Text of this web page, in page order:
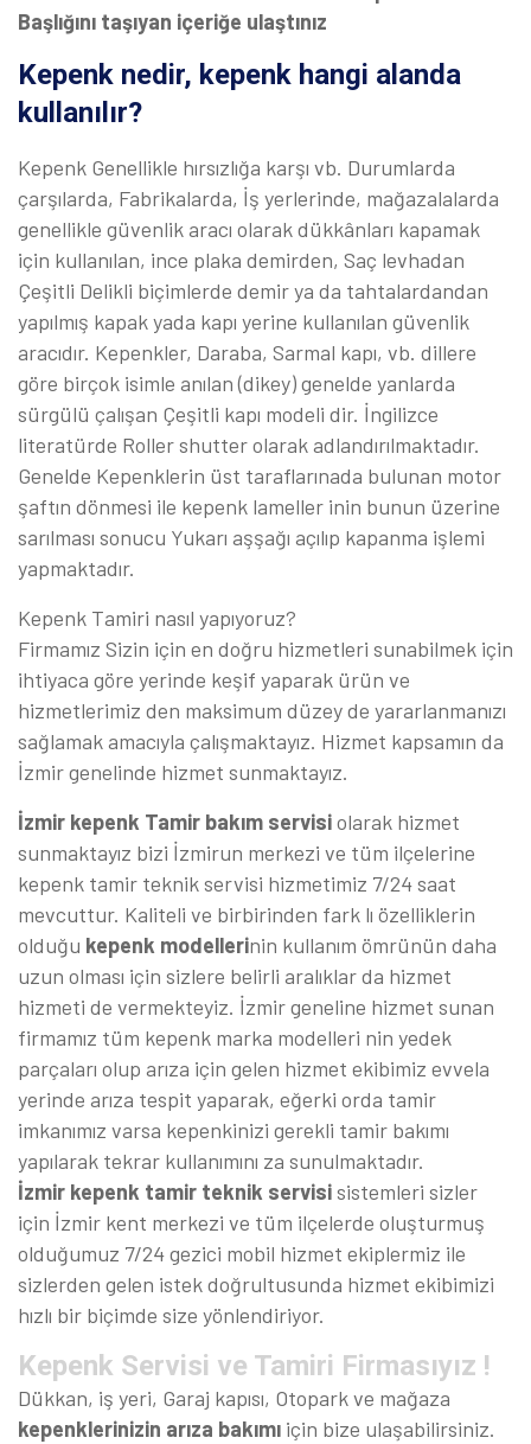
Başlığını taşıyan içeriğe ulaştınız
Kepenk nedir, kepenk hangi alanda
kullanılır?
Kepenk Genellikle hırsızlığa karşı vb. Durumlarda
çarşılarda, Fabrikalarda, İş yerlerinde, mağazalalarda
genellikle güvenlik aracı olarak dükkânları kapamak
için kullanılan, ince plaka demirden, Saç levhadan
Çeşitli Delikli biçimlerde demir ya da tahtalardandan
yapılmış kapak yada kapı yerine kullanılan güvenlik
aracıdır. Kepenkler, Daraba, Sarmal kapı, vb. dillere
göre birçok isimle anılan (dikey) genelde yanlarda
sürgülü çalışan Çeşitli kapı modeli dir. İngilizce
literatürde Roller shutter olarak adlandırılmaktadır.
Genelde Kepenklerin üst taraflarınada bulunan motor
şaftın dönmesi ile kepenk lameller inin bunun üzerine
sarılması sonucu Yukarı aşşağı açılıp kapanma işlemi
yapmaktadır.
Kepenk Tamiri nasıl yapıyoruz?
Firmamız Sizin için en doğru hizmetleri sunabilmek için
ihtiyaca göre yerinde keşif yaparak ürün ve
hizmetlerimiz den maksimum düzey de yararlanmanızı
sağlamak amacıyla çalışmaktayız. Hizmet kapsamın da
İzmir genelinde hizmet sunmaktayız.
İzmir kepenk Tamir bakım servisiolarak hizmet
sunmaktayız bizi İzmirun merkezi ve tüm ilçelerine
kepenk tamir teknik servisi hizmetimiz 7/24 saat
mevcuttur. Kaliteli ve birbirinden fark lı özelliklerin
olduğu kepenk modellerinin kullanım ömrünün daha
uzun olması için sizlere belirli aralıklar da hizmet
hizmeti de vermekteyiz. İzmir geneline hizmet sunan
firmamız tüm kepenk marka modelleri nin yedek
parçaları olup arıza için gelen hizmet ekibimiz evvela
yerinde arıza tespit yaparak, eğerki orda tamir
imkanımız varsa kepenkinizi gerekli tamir bakımı
yapılarak tekrar kullanımını za sunulmaktadır.
İzmir kepenk tamir teknik servisisistemleri sizler
için İzmir kent merkezi ve tüm ilçelerde oluşturmuş
olduğumuz 7/24 gezici mobil hizmet ekiplermiz ile
sizlerden gelen istek doğrultusunda hizmet ekibimizi
hızlı bir biçimde size yönlendiriyor.
Kepenk Servisi ve Tamiri Firmasıyız !
Dükkan, iş yeri, Garaj kapısı, Otopark ve mağaza
kepenklerinizin arıza bakımı için bize ulaşabilirsiniz.